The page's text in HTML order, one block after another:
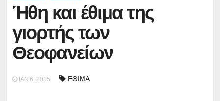
Ήθη και έθιμα της
γιορτής των
Θεοφανείων
ΙΑΝ 6, 2015 ΕΘΙΜΑ